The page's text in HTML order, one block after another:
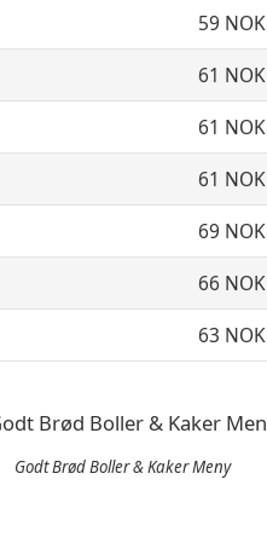
59 NOK
61 NOK
61 NOK
61 NOK
69 NOK
66 NOK
63 NOK
Godt Brød Boller & Kaker Meny